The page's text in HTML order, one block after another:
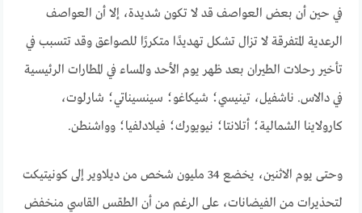
في حين أن بعض العواصف قد لا تكون شديدة، إلا أن العواصف
الرعدية المتفرقة لا تزال تشكل تهديدًا متكررًا للصواعق وقد تتسبب في
تأخير رحلات الطيران بعد ظهر يوم الأحد والمساء في المطارات الرئيسية
في دالاس. ناشفيل، تينيسي؛ شيكاغو؛ سينسيناتي؛ شارلوت،
كارولاينا الشمالية؛ أتلانتا؛ نيويورك؛ فيلادلفيا؛ وواشنطن.
وحتى يوم الاثنين، يخضع 34 مليون شخص من ديلاوير إلى كونيتيكت
لتحذيرات من الفيضانات، على الرغم من أن الطقس القاسي منخفض